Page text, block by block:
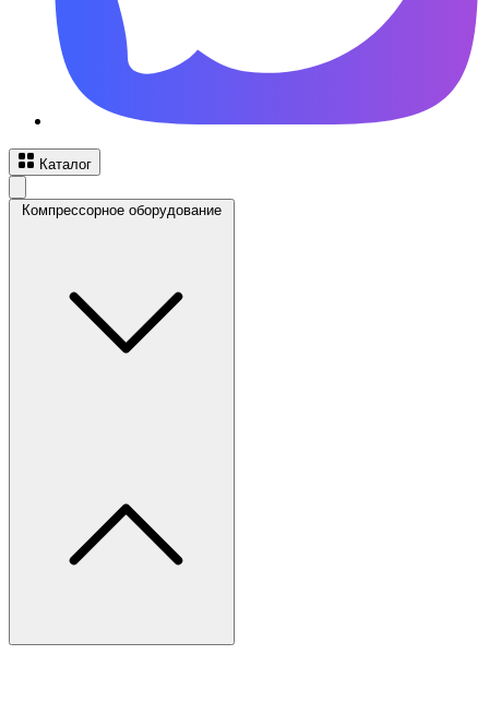
Каталог
Компрессорное оборудование